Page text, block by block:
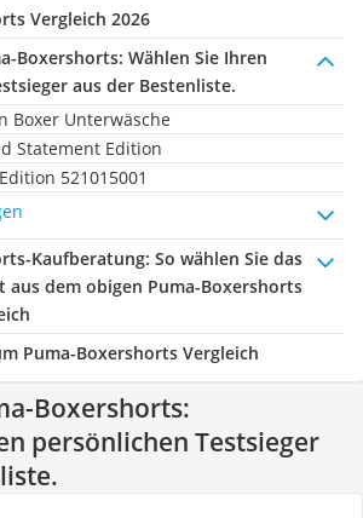
Vergleich 2026
Boxershorts: Wählen Sie Ihren
aus der Bestenliste.
Boxer Unterwäsche
Statement Edition
521015001
Kaufberatung: So wählen Sie das
aus dem obigen Puma-Boxershorts
Puma-Boxershorts Vergleich
Boxershorts:
persönlichen Testsieger